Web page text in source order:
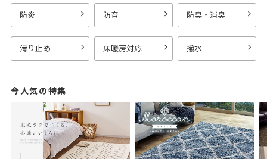
防炎 防音 防臭・消臭
滑り止め 床暖房対応 撥水
今人気の特集